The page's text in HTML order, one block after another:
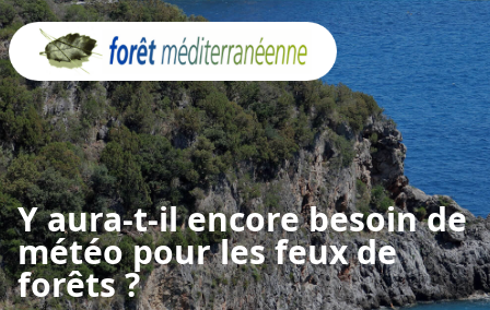
Y aura-t-il encore besoin de
météo pour les feux de
forêts ?
Panneau de gestion des cookies